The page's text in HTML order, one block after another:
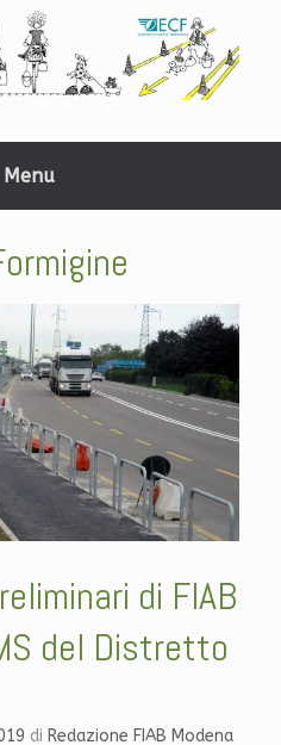
Menu
di FIAB
del Distretto
di Redazione FIAB Modena